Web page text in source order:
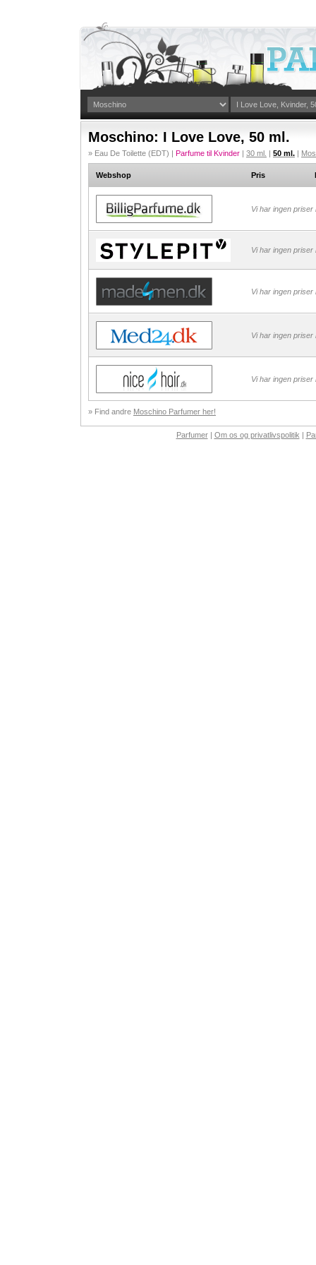
Moschino: I Love Love, 50 ml.
» Eau De Toilette (EDT) | Parfume til Kvinder | 30 ml. | 50 ml. |
Webshop Pris
Vi har ingen
Vi har ingen
Vi har ingen
Vi har ingen
Vi har ingen
» Find andre Moschino Parfumer her!
Parfumer| Om os og privatlivspolitik |